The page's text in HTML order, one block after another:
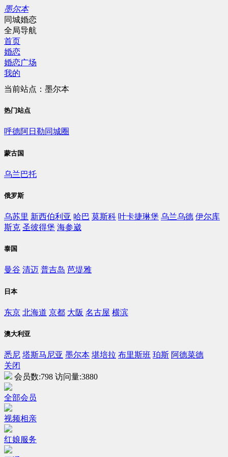
墨尔本
同城婚恋
全局导航
首页
婚恋
婚恋广场
我的
当前站点：墨尔本
热门站点
呼德阿日勒同城圈
蒙古国
乌兰巴托
俄罗斯
乌苏里 新西伯利亚 哈巴 莫斯科 叶卡捷琳堡 乌兰乌德 伊尔库
斯克 圣彼得堡 海参崴
泰国
曼谷 清迈 普吉岛 芭堤雅
日本
东京 北海道 京都 大阪 名古屋 横滨
澳大利亚
悉尼 塔斯马尼亚 墨尔本 堪培拉 布里斯班 珀斯 阿德菜德
关闭
会员数:798 访问量:3880
全部会员
视频相亲
红娘服务